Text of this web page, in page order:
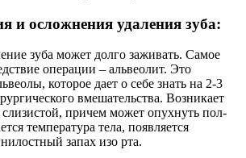
и осложнения удаления зуба:
зуба может долго заживать. Самое
операции – альвеолит. Это
которое дает о себе знать на 2-3
вмешательства. Возникает
причем может опухнуть пол-
температура тела, появляется
запах изо рта.